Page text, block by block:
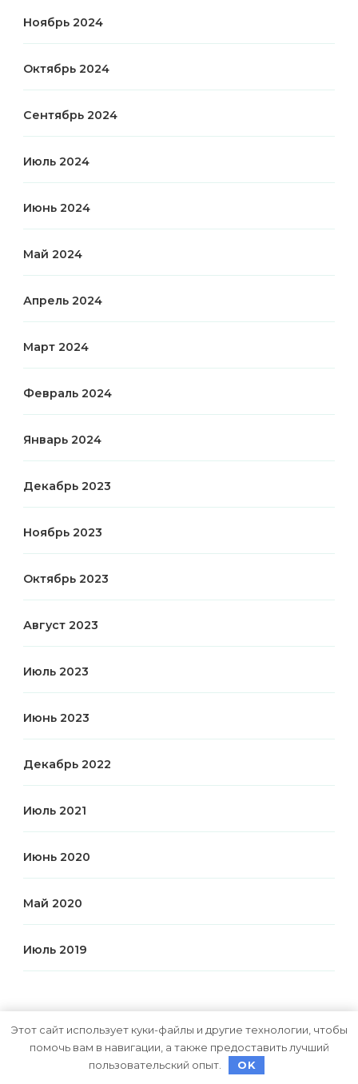
Ноябрь 2024
Октябрь 2024
Сентябрь 2024
Июль 2024
Июнь 2024
Май 2024
Апрель 2024
Март 2024
Февраль 2024
Январь 2024
Декабрь 2023
Ноябрь 2023
Октябрь 2023
Август 2023
Июль 2023
Июнь 2023
Декабрь 2022
Июль 2021
Июнь 2020
Май 2020
Июль 2019
Рубрики
Uncategorised
Этот сайт использует куки-файлы и другие технологии, чтобы
помочь вам в навигации, а также предоставить лучший
пользовательский опыт.
OK